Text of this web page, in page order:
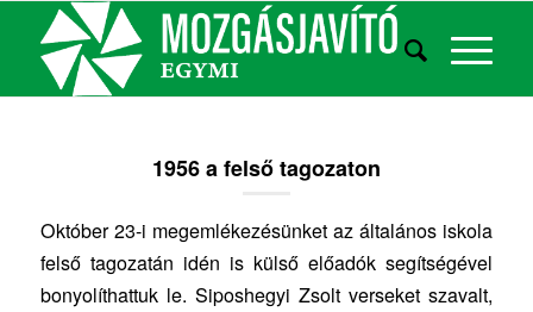
1956 a felső tagozaton
Október 23-i megemlékezésünket az általános iskola
felső tagozatán idén is külső előadók segítségével
bonyolíthattuk le. Siposhegyi Zsolt verseket szavalt,